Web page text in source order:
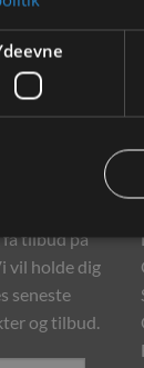
tilbud på
vil holde dig
seneste
og tilbud.